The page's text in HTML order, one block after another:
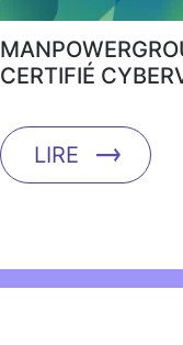
CERTIFIÉ
LIRE